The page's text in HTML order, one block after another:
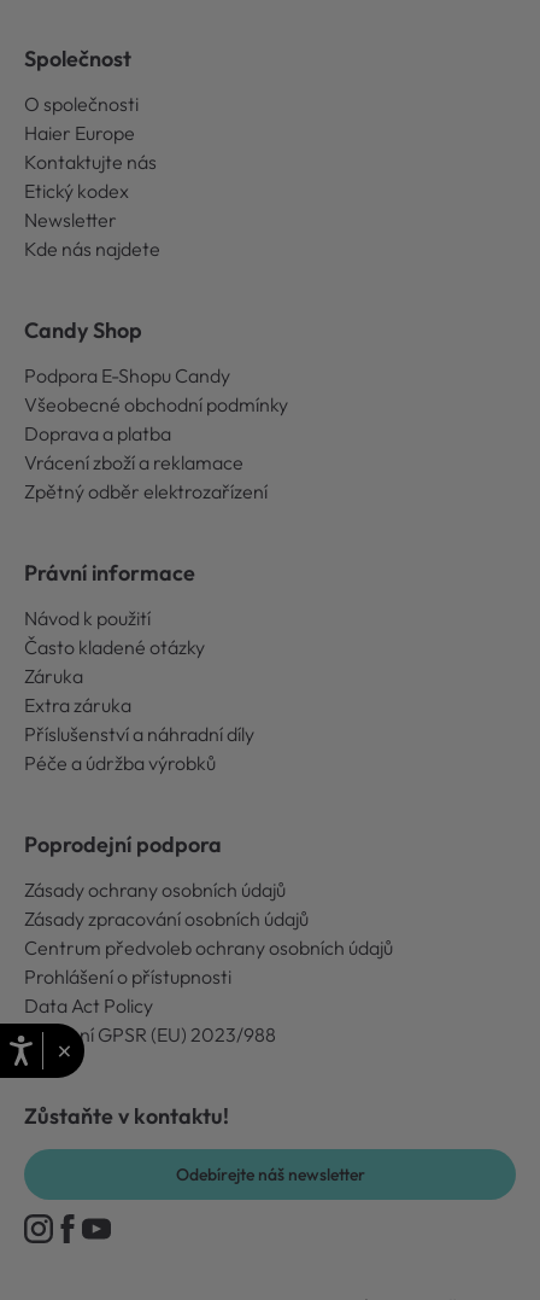
Společnost
O společnosti
Haier Europe
Kontaktujte nás
Etický kodex
Newsletter
Kde nás najdete
Candy Shop
Podpora E-Shopu Candy
Všeobecné obchodní podmínky
Doprava a platba
Vrácení zboží a reklamace
Zpětný odběr elektrozařízení
Právní informace
Návod k použití
Často kladené otázky
Záruka
Extra záruka
Příslušenství a náhradní díly
Péče a údržba výrobků
Poprodejní podpora
Zásady ochrany osobních údajů
Zásady zpracování osobních údajů
Centrum předvoleb ochrany osobních údajů
Prohlášení o přístupnosti
Data Act Policy
Nařízení GPSR (EU) 2023/988
Zůstaňte v kontaktu!
Odebírejte náš newsletter
×